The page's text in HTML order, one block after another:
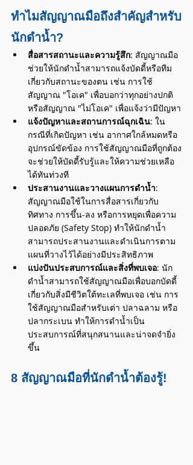
ทำไมสัญญาณมือถึงสำคัญสำหรับ
นักดำน้ำ?
สื่อสารสถานะและความรู้สึก: สัญญาณมือ
ช่วยให้นักดำน้ำสามารถแจ้งบัดดี้หรือทีม
เกี่ยวกับสถานะของตน เช่น การใช้
สัญญาณ "โอเค" เพื่อบอกว่าทุกอย่างปกติ
หรือสัญญาณ "ไม่โอเค" เพื่อแจ้งว่ามีปัญหา​
แจ้งปัญหาและสถานการณ์ฉุกเฉิน: ใน
กรณีที่เกิดปัญหา เช่น อากาศใกล้หมดหรือ
อุปกรณ์ขัดข้อง การใช้สัญญาณมือที่ถูกต้อง
จะช่วยให้บัดดี้รับรู้และให้ความช่วยเหลือ
ได้ทันท่วงที​
ประสานงานและวางแผนการดำน้ำ:
สัญญาณมือใช้ในการสื่อสารเกี่ยวกับ
ทิศทาง การขึ้น-ลง หรือการหยุดเพื่อความ
ปลอดภัย (Safety Stop) ทำให้นักดำน้ำ
สามารถประสานงานและดำเนินการตาม
แผนที่วางไว้ได้อย่างมีประสิทธิภาพ​
แบ่งปันประสบการณ์และสิ่งที่พบเจอ: นัก
ดำน้ำสามารถใช้สัญญาณมือเพื่อบอกบัดดี้
เกี่ยวกับสิ่งมีชีวิตใต้ทะเลที่พบเจอ เช่น การ
ใช้สัญญาณมือสำหรับเต่า ปลาฉลาม หรือ
ปลากระเบน ทำให้การดำน้ำเป็น
ประสบการณ์ที่สนุกสนานและน่าจดจำยิ่ง
ขึ้น
8 สัญญาณมือที่นักดำน้ำต้องรู้!